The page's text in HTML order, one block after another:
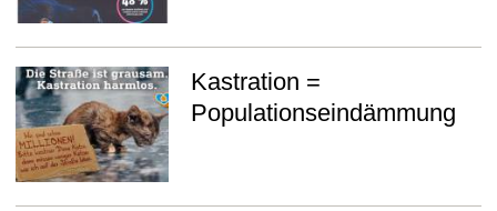
Nestle Bad Saulgau
Häufig gestellte Fragen
Gassigeher
Kastration =
Populationseindämmung